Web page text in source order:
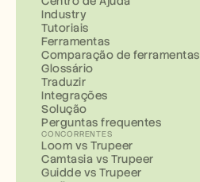
Industry
Tutoriais
Ferramentas
Comparação de ferramentas
Glossário
Traduzir
Integrações
Solução
Perguntas frequentes
CONCORRENTES
Loom vs Trupeer
Camtasia vs Trupeer
Guidde vs Trupeer